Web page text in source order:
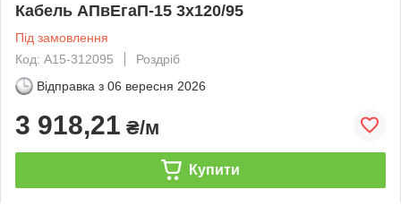
Кабель АПвЕгаП‑15 3х120/95
Під замовлення
Код: А15-312095
Роздріб
Відправка з 06 вересня 2026
3 918,21 ₴/м
Купити